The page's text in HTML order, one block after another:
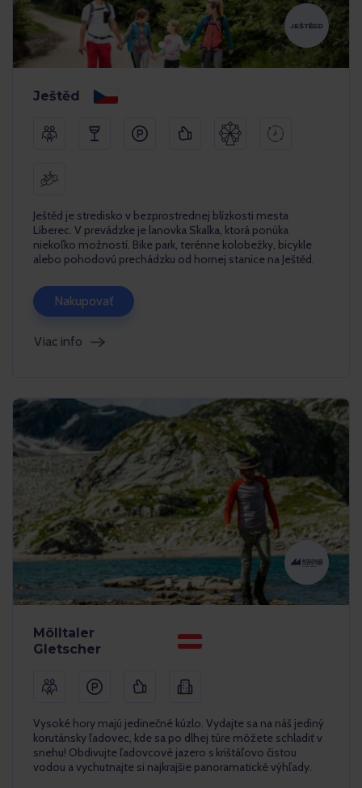
Ještěd
Ještěd je stredisko v bezprostrednej blízkosti mesta
Liberec. V prevádzke je lanovka Skalka, ktorá ponúka
niekoľko možností. Bike park, terénne kolobežky, bicykle
alebo pohodovú prechádzku od hornej stanice na Ještěd.
Nakupovať
Viac info
Mölltaler
Gletscher
Vysoké hory majú jedinečné kúzlo. Vydajte sa na náš jediný
korutánsky ľadovec, kde sa po dlhej túre môžete schladiť v
snehu! Obdivujte ľadovcové jazero s krištáľovo čistou
vodou a vychutnajte si najkrajšie panoramatické výhľady.